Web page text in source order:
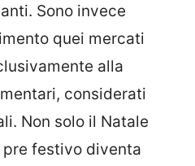
Sono invece
quei mercati
alla
considerati
Non solo il Natale
festivo diventa